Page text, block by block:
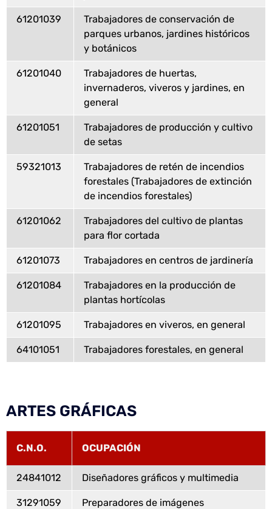
61201039
Trabajadores de conservación de
parques urbanos, jardines históricos
y botánicos
61201040
Trabajadores de huertas,
invernaderos, viveros y jardines, en
general
61201051
Trabajadores de producción y cultivo
de setas
59321013
Trabajadores de retén de incendios
forestales (Trabajadores de extinción
de incendios forestales)
61201062
Trabajadores del cultivo de plantas
para flor cortada
61201073 Trabajadores en centros de jardinería
61201084
Trabajadores en la producción de
plantas hortícolas
61201095 Trabajadores en viveros, en general
64101051 Trabajadores forestales, en general
ARTES GRÁFICAS
C.N.O. OCUPACIÓN
24841012 Diseñadores gráficos y multimedia
31291059
Preparadores de imágenes